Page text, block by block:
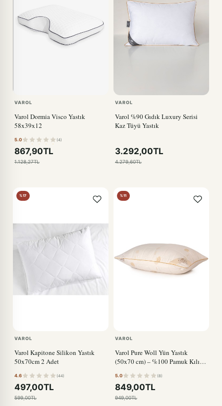
VAROL
Varol Dormia Visco Yastık
58x39x12
5.0 (4)
867,90TL
1.128,27TL
VAROL
Varol %90 Gıdık Luxury Serisi
Kaz Tüyü Yastık
3.292,00TL
4.279,60TL
%17
VAROL
Varol Kapitone Silikon Yastık
50x70cm 2 Adet
4.6 (44)
497,00TL
599,00TL
%11
VAROL
Varol Pure Woll Yün Yastık
(50x70 cm) – %100 Pamuk Kılıf |
5.0 (8)
849,00TL
949,00TL